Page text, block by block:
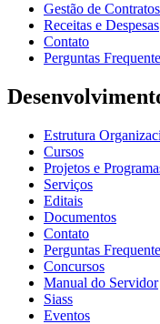
Gestão de Contratos
Receitas e Despesas
Contato
Perguntas
Estrutura
Cursos
Projetos e
Serviços
Editais
Documentos
Contato
Perguntas
Concursos
Manual do Servidor
Siass
Eventos